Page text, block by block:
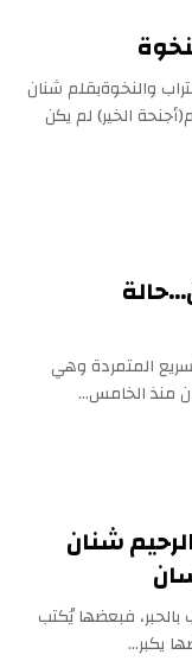
والنخوة‏بقلم شنان
الخير) لم يكن
المتمردة وهي
منذ الخامس…
شنان
فبعضها يُكتب
يكبر…